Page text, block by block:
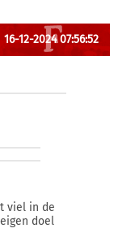
16-12-2024 07:56:52
viel in de
doel